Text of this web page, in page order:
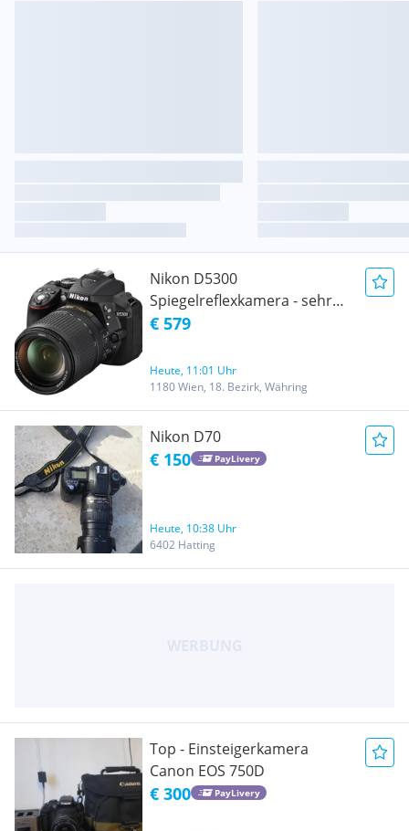
Nikon D5300
Spiegelreflexkamera - sehr
gepflegt - nur 1.517
€ 579
Heute, 11:01 Uhr
1180 Wien, 18. Bezirk, Währing
Nikon D70
€ 150 PayLivery
Heute, 10:38 Uhr
6402 Hatting
Top - Einsteigerkamera
Canon EOS 750D
€ 300 PayLivery